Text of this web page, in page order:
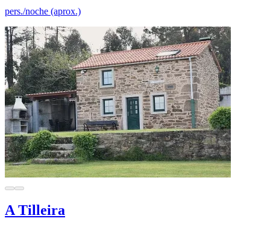
pers./noche (aprox.)
A Tilleira